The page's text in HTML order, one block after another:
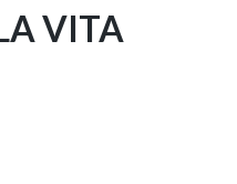
VITA